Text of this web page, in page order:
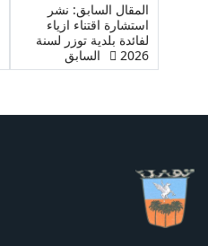
المقال السابق: نشر
استشارة اقتناء ازياء
لفائدة بلدية توزر لسنة
2026
السابق